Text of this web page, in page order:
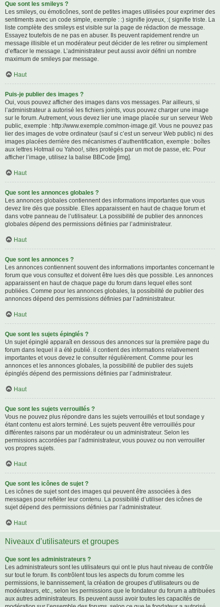
Que sont les smileys ?
Les smileys, ou émoticônes, sont de petites images utilisées pour exprimer des
sentiments avec un code simple, exemple : :) signifie joyeux, :( signifie triste. La
liste complète des smileys est visible sur la page de rédaction de message.
Essayez toutefois de ne pas en abuser. Ils peuvent rapidement rendre un
message illisible et un modérateur peut décider de les retirer ou simplement
d’effacer le message. L’administrateur peut aussi avoir défini un nombre
maximum de smileys par message.
Haut
Puis-je publier des images ?
Oui, vous pouvez afficher des images dans vos messages. Par ailleurs, si
l’administrateur a autorisé les fichiers joints, vous pouvez charger une image
sur le forum. Autrement, vous devez lier une image placée sur un serveur Web
public, exemple : http://www.exemple.com/mon-image.gif. Vous ne pouvez pas
lier des images de votre ordinateur (sauf si c’est un serveur Web public) ni des
images placées derrière des mécanismes d’authentification, exemple : boîtes
aux lettres Hotmail ou Yahoo!, sites protégés par un mot de passe, etc. Pour
afficher l’image, utilisez la balise BBCode [img].
Haut
Que sont les annonces globales ?
Les annonces globales contiennent des informations importantes que vous
devez lire dès que possible. Elles apparaissent en haut de chaque forum et
dans votre panneau de l’utilisateur. La possibilité de publier des annonces
globales dépend des permissions définies par l’administrateur.
Haut
Que sont les annonces ?
Les annonces contiennent souvent des informations importantes concernant le
forum que vous consultez et doivent être lues dès que possible. Les annonces
apparaissent en haut de chaque page du forum dans lequel elles sont
publiées. Comme pour les annonces globales, la possibilité de publier des
annonces dépend des permissions définies par l’administrateur.
Haut
Que sont les sujets épinglés ?
Un sujet épinglé apparaît en dessous des annonces sur la première page du
forum dans lequel il a été publié. il contient des informations relativement
importantes et vous devez le consulter régulièrement. Comme pour les
annonces et les annonces globales, la possibilité de publier des sujets
épinglés dépend des permissions définies par l’administrateur.
Haut
Que sont les sujets verrouillés ?
Vous ne pouvez plus répondre dans les sujets verrouillés et tout sondage y
étant contenu est alors terminé. Les sujets peuvent être verrouillés pour
différentes raisons par un modérateur ou un administrateur. Selon les
permissions accordées par l’administrateur, vous pouvez ou non verrouiller
vos propres sujets.
Haut
Que sont les icônes de sujet ?
Les icônes de sujet sont des images qui peuvent être associées à des
messages pour refléter leur contenu. La possibilité d’utiliser des icônes de
sujet dépend des permissions définies par l’administrateur.
Haut
Niveaux d’utilisateurs et groupes
Que sont les administrateurs ?
Les administrateurs sont les utilisateurs qui ont le plus haut niveau de contrôle
sur tout le forum. Ils contrôlent tous les aspects du forum comme les
permissions, le bannissement, la création de groupes d’utilisateurs ou de
modérateurs, etc., selon les permissions que le fondateur du forum a attribuées
aux autres administrateurs. Ils peuvent aussi avoir toutes les capacités de